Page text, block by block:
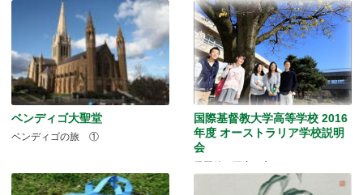
ベンディゴ大聖堂
ベンディゴの旅 ①
国際基督教大学高等学校 2016
年度 オーストラリア学校説明
会
帰国後が不安な方々へ